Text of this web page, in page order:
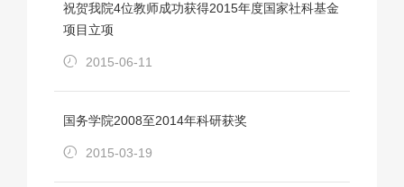
祝贺我院4位教师成功获得2015年度国家社科基金
项目立项
2015-06-11
国务学院2008至2014年科研获奖
2015-03-19